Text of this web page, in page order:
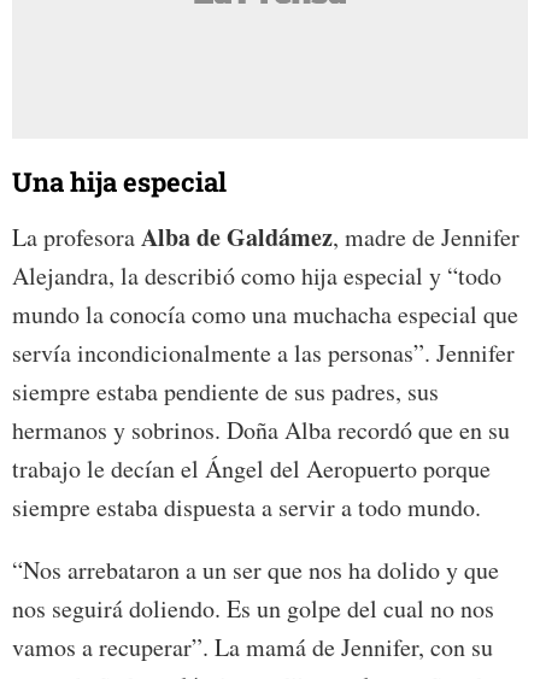
Una hija especial
La profesoraAlba de Galdámez, madre de Jennifer
Alejandra, la describió como hija especial y “todo
mundo la conocía como una muchacha especial que
servía incondicionalmente a las personas”. Jennifer
siempre estaba pendiente de sus padres, sus
hermanos y sobrinos. Doña Alba recordó que en su
trabajo le decían el Ángel del Aeropuerto porque
siempre estaba dispuesta a servir a todo mundo.
“Nos arrebataron a un ser que nos ha dolido y que
nos seguirá doliendo. Es un golpe del cual no nos
vamos a recuperar”. La mamá de Jennifer, con su